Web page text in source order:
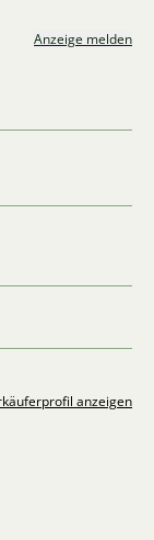
Anzeige melden
anzeigen